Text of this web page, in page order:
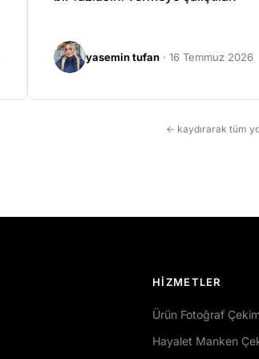
yasemin tufan · 16 Temmuz 2026
← kaydırarak tüm
HIZMETLER
Ürün Fotoğraf
Hayalet Manken